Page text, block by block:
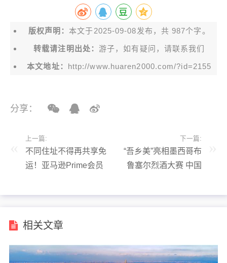
版权声明： 本文于2025-09-08发布，共 987个字。
转载请注明出处： 游子，如有疑问，请联系我们
本文地址： http://www.huaren2000.com/?id=2155
分享：
上一篇:
不同住址不得再共享免
运！亚马逊Prime会员
下一篇:
“吾乡美”亮相墨西哥布
鲁塞尔烈酒大赛 中国
相关文章